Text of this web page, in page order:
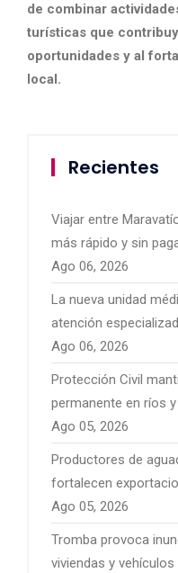
de combinar
turísticas que
oportunidades y al
local.
Recientes
Viajar entre
más rápido y sin
Ago 06, 2026
La nueva unidad
atención
Ago 06, 2026
Protección Civil
permanente en ríos
Michoacán por
Ago 05, 2026
Productores de
fortalecen
mercados
Ago 05, 2026
Tromba provoca
viviendas y